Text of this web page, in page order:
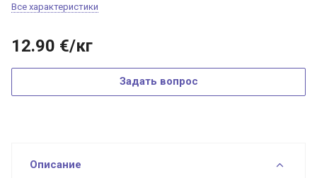
Все характеристики
12.90 €/кг
Задать вопрос
Описание